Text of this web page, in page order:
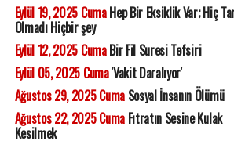
Eylül 19, 2025 CumaHep Bir Eksiklik Var; Hiç
Olmadı Hiçbir şey
Eylül 12, 2025 CumaBir Fil Suresi Tefsiri
Eylül 05, 2025 Cuma'Vakit Daralıyor'
Ağustos 29, 2025 CumaSosyal İnsanın Ölümü
Ağustos 22, 2025 CumaFıtratın Sesine Kulak
Kesilmek